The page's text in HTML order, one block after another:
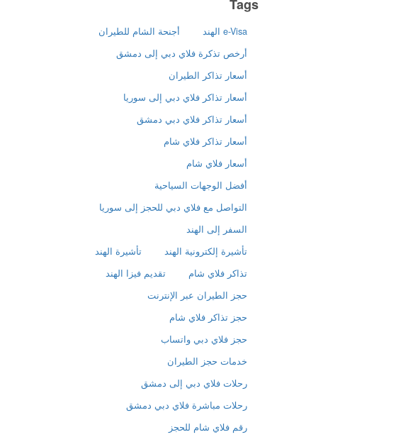
Tags
e-Visa الهند
أجنحة الشام للطيران
أرخص تذكرة فلاي دبي إلى دمشق
أسعار تذاكر الطيران
أسعار تذاكر فلاي دبي إلى سوريا
أسعار تذاكر فلاي دبي دمشق
أسعار تذاكر فلاي شام
أسعار فلاي شام
أفضل الوجهات السياحية
التواصل مع فلاي دبي للحجز إلى سوريا
السفر إلى الهند
تأشيرة إلكترونية الهند
تأشيرة الهند
تذاكر فلاي شام
تقديم فيزا الهند
حجز الطيران عبر الإنترنت
حجز تذاكر فلاي شام
حجز فلاي دبي واتساب
خدمات حجز الطيران
رحلات فلاي دبي إلى دمشق
رحلات مباشرة فلاي دبي دمشق
رقم فلاي شام للحجز